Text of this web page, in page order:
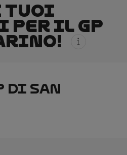
TUOI
IL GP
DI SAN